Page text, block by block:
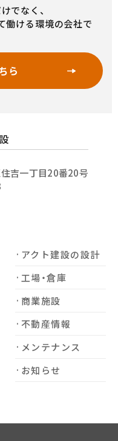
でなく、
働ける環境の会社で
ら
吉一丁目20番20号
アクト建設の設計
工場・倉庫
商業施設
不動産情報
メンテナンス
お知らせ